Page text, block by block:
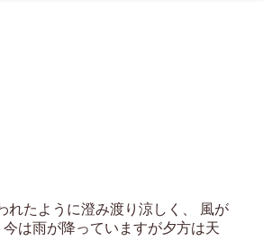
れたように澄み渡り涼しく、 風が
は雨が降っていますが夕方は天